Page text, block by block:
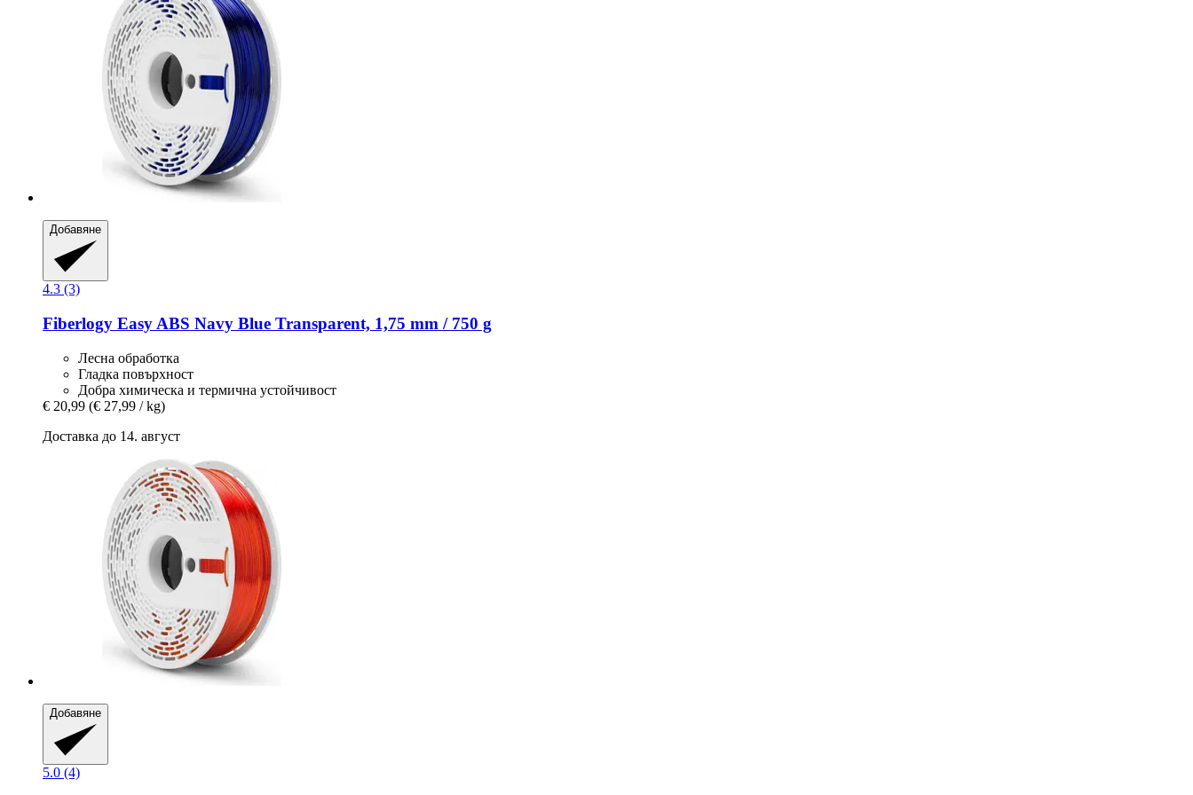
Добавяне
4.3 (3)
Fiberlogy Easy ABS Navy Blue Transparent, 1,75 mm / 750 g
Лесна обработка
Гладка повърхност
Добра химическа и термична устойчивост
€ 20,99 (€ 27,99 / kg)
Доставка до 14. август
Добавяне
5.0 (4)